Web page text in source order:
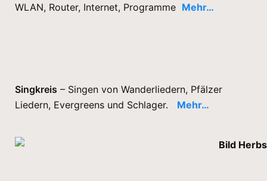
WLAN, Router, Internet, Programme Mehr…
Singkreis – Singen von Wanderliedern, Pfälzer
Liedern, Evergreens und Schlager. Mehr…